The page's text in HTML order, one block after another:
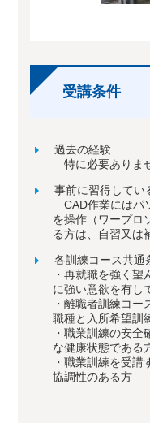
受講条件
過去の経験
特に必要ありま
事前に習得してい
CAD作業にはパ
を操作（ワープロ
る方は、自習又は
各訓練コース共通
・再就職を強く望
に強い意欲を有し
・離職者訓練コ
職種と入所希望訓
・職業訓練の安全
な健康状態である
・職業訓練を受
協調性のある方